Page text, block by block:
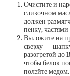
Очистите и
сливочном
должен
пенку, частями
Выложите на
сверху — шапку
разогретой до
чтобы белок
полейте медом.